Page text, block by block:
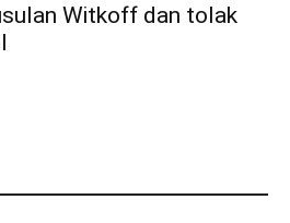
Witkoff dan tolak